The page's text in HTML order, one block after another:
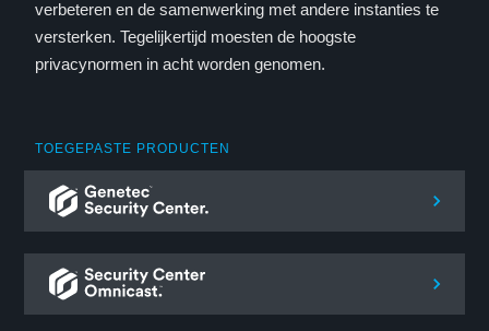
verbeteren en de samenwerking met andere instanties te
versterken. Tegelijkertijd moesten de hoogste
privacynormen in acht worden genomen.
TOEGEPASTE PRODUCTEN